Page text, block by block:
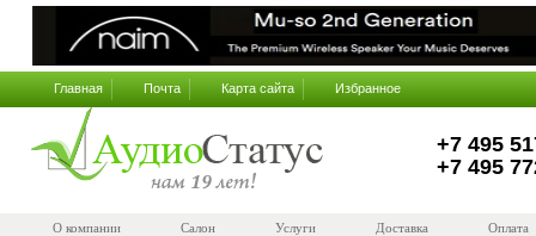
Главная Почта Карта сайта Избранное
+7 495
+7 495
О компании Салон Услуги Доставка Оплата